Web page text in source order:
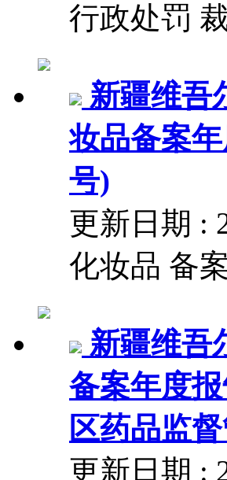
行政处罚
新疆维吾
妆品备案
号)
更新日期 :
化妆品 备
新疆维吾
备案年度
区药品监
更新日期 :